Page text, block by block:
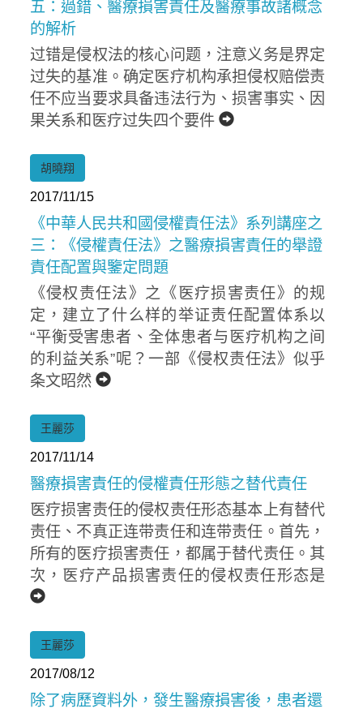
五：過錯、醫療損害責任及醫療事故諸概念
的解析
过错是侵权法的核心问题，注意义务是界定
过失的基准。确定医疗机构承担侵权赔偿责
任不应当要求具备违法行为、损害事实、因
果关系和医疗过失四个要件
胡曉翔
2017/11/15
《中華人民共和國侵權責任法》系列講座之
三：《侵權責任法》之醫療損害責任的舉證
責任配置與鑒定問題
《侵权责任法》之《医疗损害责任》的规
定，建立了什么样的举证责任配置体系以
“平衡受害患者、全体患者与医疗机构之间
的利益关系”呢？一部《侵权责任法》似乎
条文昭然
王麗莎
2017/11/14
醫療損害責任的侵權責任形態之替代責任
医疗损害责任的侵权责任形态基本上有替代
责任、不真正连带责任和连带责任。首先，
所有的医疗损害责任，都属于替代责任。其
次，医疗产品损害责任的侵权责任形态是
王麗莎
2017/08/12
除了病歷資料外，發生醫療損害後，患者還